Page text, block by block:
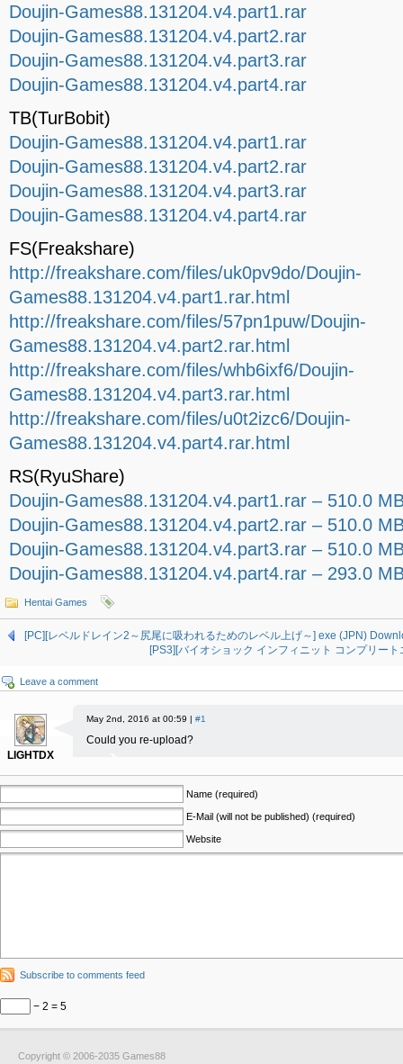
Doujin-Games88.131204.v4.part1.rar
Doujin-Games88.131204.v4.part2.rar
Doujin-Games88.131204.v4.part3.rar
Doujin-Games88.131204.v4.part4.rar
TB(TurBobit)
Doujin-Games88.131204.v4.part1.rar
Doujin-Games88.131204.v4.part2.rar
Doujin-Games88.131204.v4.part3.rar
Doujin-Games88.131204.v4.part4.rar
FS(Freakshare)
http://freakshare.com/files/uk0pv9do/Doujin-
Games88.131204.v4.part1.rar.html
http://freakshare.com/files/57pn1puw/Doujin-
Games88.131204.v4.part2.rar.html
http://freakshare.com/files/whb6ixf6/Doujin-
Games88.131204.v4.part3.rar.html
http://freakshare.com/files/u0t2izc6/Doujin-
Games88.131204.v4.part4.rar.html
RS(RyuShare)
Doujin-Games88.131204.v4.part1.rar – 510.0
Doujin-Games88.131204.v4.part2.rar – 510.0
Doujin-Games88.131204.v4.part3.rar – 510.0
Doujin-Games88.131204.v4.part4.rar – 293.0
Hentai Games
[PC][レベルドレイン2～尻尾に吸われるためのレベル上げ～] exe (JPN)
[PS3][バイオショック インフィニット コンプリー
Leave a comment
LIGHTDX
May 2nd, 2016 at 00:59 | #1
Could you re-upload?
Name (required)
E-Mail (will not be published) (required)
Website
Subscribe to comments feed
− 2 = 5
Copyright © 2006-2035 Games88